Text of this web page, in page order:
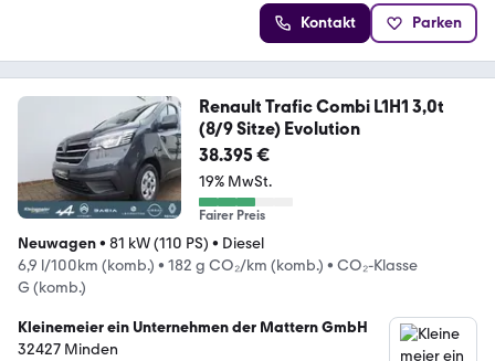
Kontakt Parken
Renault Trafic Combi L1H1 3,0t
(8/9 Sitze) Evolution
38.395 €
19% MwSt.
Fairer Preis
Neuwagen• 81 kW (110 PS) • Diesel
6,9 l/100km (komb.) • 182 g CO₂/km (komb.) • CO₂-Klasse
G (komb.)
Kleinemeier ein Unternehmen der Mattern GmbH
32427 Minden